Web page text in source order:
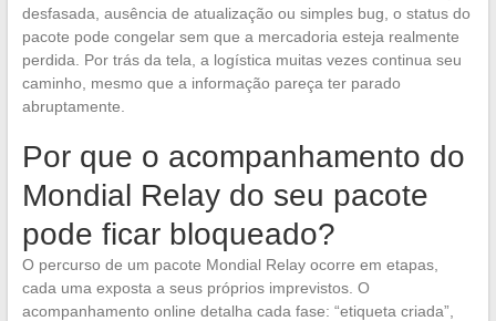
desfasada, ausência de atualização ou simples bug, o status do
pacote pode congelar sem que a mercadoria esteja realmente
perdida. Por trás da tela, a logística muitas vezes continua seu
caminho, mesmo que a informação pareça ter parado
abruptamente.
Por que o acompanhamento do
Mondial Relay do seu pacote
pode ficar bloqueado?
O percurso de um pacote Mondial Relay ocorre em etapas,
cada uma exposta a seus próprios imprevistos. O
acompanhamento online detalha cada fase: “etiqueta criada”,